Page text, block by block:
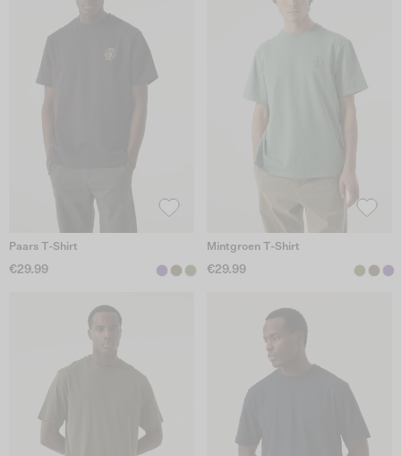
Paars T-Shirt
€29.99
Mintgroen T-Shirt
€29.99